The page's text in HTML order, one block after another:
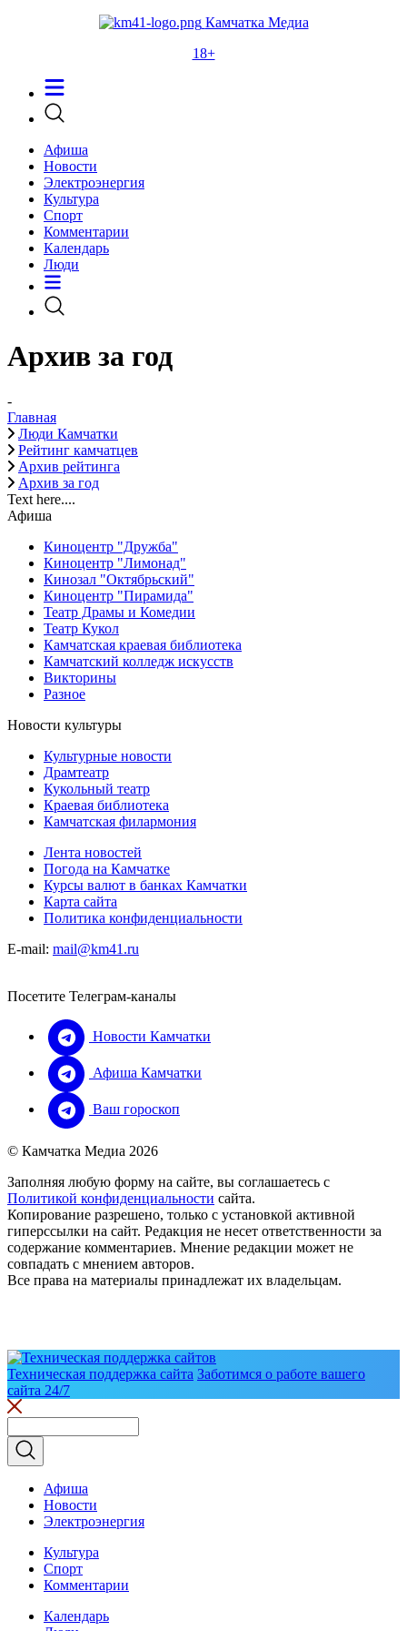
Камчатка Медиа
18+
Афиша
Новости
Электроэнергия
Культура
Спорт
Комментарии
Календарь
Люди
Архив за год
-
Главная
Люди Камчатки
Рейтинг камчатцев
Архив рейтинга
Архив за год
Text here....
Афиша
Киноцентр "Дружба"
Киноцентр "Лимонад"
Кинозал "Октябрьский"
Киноцентр "Пирамида"
Театр Драмы и Комедии
Театр Кукол
Камчатская краевая библиотека
Камчатский колледж искусств
Викторины
Разное
Новости культуры
Культурные новости
Драмтеатр
Кукольный театр
Краевая библиотека
Камчатская филармония
Лента новостей
Погода на Камчатке
Курсы валют в банках Камчатки
Карта сайта
Политика конфиденциальности
E-mail: mail@km41.ru
Посетите Телеграм-каналы
Новости Камчатки
Афиша Камчатки
Ваш гороскоп
© Камчатка Медиа 2026
Заполняя любую форму на сайте, вы соглашаетесь с
Политикой конфиденциальности сайта.
Копирование разрешено, только с установкой активной
гиперссылки на сайт. Редакция не несет ответственности за
содержание комментариев. Мнение редакции может не
совпадать с мнением авторов.
Все права на материалы принадлежат их владельцам.
Техническая поддержка сайта Заботимся о работе вашего
сайта 24/7
Афиша
Новости
Электроэнергия
Культура
Спорт
Комментарии
Календарь